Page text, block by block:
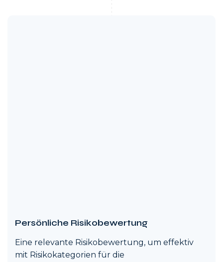
Persönliche Risikobewertung
Eine relevante Risikobewertung, um effektiv
mit Risikokategorien für die